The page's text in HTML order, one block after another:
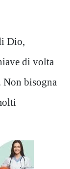
Dio,
di volta
Non bisogna